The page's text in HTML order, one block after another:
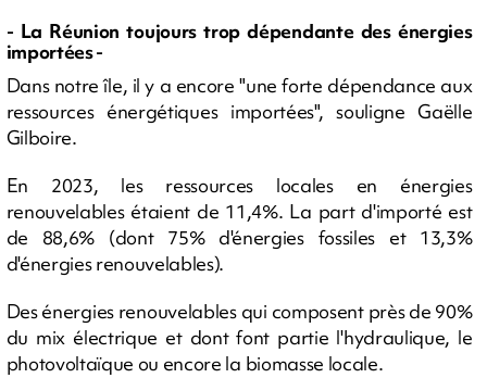
- La Réunion toujours trop dépendante des énergies
importées -
Dans notre île, il y a encore "une forte dépendance aux
ressources énergétiques importées", souligne Gaëlle
Gilboire.
En 2023, les ressources locales en énergies
renouvelables étaient de 11,4%. La part d'importé est
de 88,6% (dont 75% d'énergies fossiles et 13,3%
d'énergies renouvelables).
Des énergies renouvelables qui composent près de 90%
du mix électrique et dont font partie l'hydraulique, le
photovoltaïque ou encore la biomasse locale.